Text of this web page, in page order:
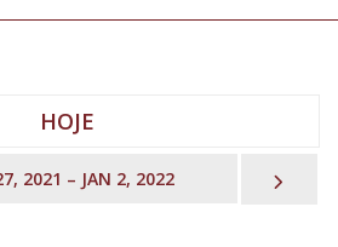
HOJE
2021 – JAN 2, 2022